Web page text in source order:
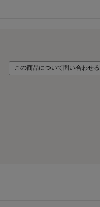
この商品について問い合わせる